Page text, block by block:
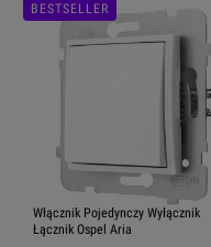
Włącznik Pojedynczy Wyłącznik
Łącznik Ospel Aria
BESTSELLER